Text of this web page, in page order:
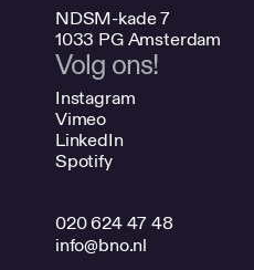
NDSM-kade 7
1033 PG Amsterdam
Volg ons!
Instagram
Vimeo
LinkedIn
Spotify
020 624 47 48
info@bno.nl